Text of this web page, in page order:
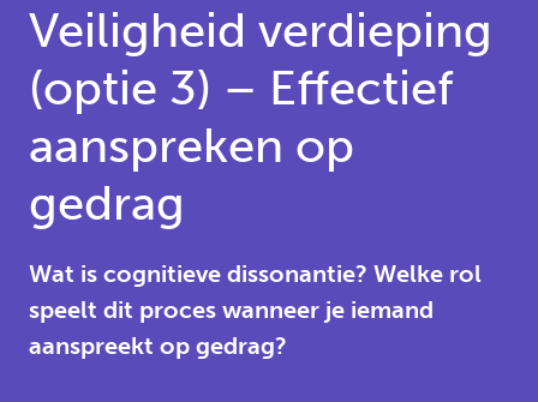
Veiligheid verdieping
(optie 3) – Effectief
aanspreken op
gedrag
Wat is cognitieve dissonantie? Welke rol
speelt dit proces wanneer je iemand
aanspreekt op gedrag?